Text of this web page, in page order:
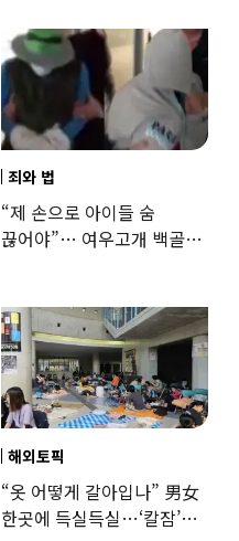
죄와 법
“제 손으로 아이들 숨
끊어야”… 여우고개 백골
해외토픽
“옷 어떻게 갈아입나” 男女
한곳에 득실득실…‘칼잠’